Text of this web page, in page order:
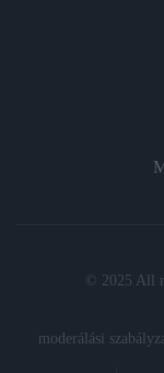
© 2025 All
moderálási